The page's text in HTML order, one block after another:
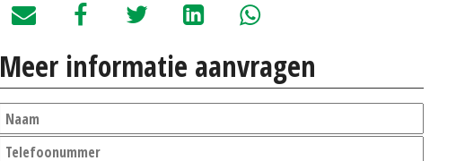
Meer informatie aanvragen